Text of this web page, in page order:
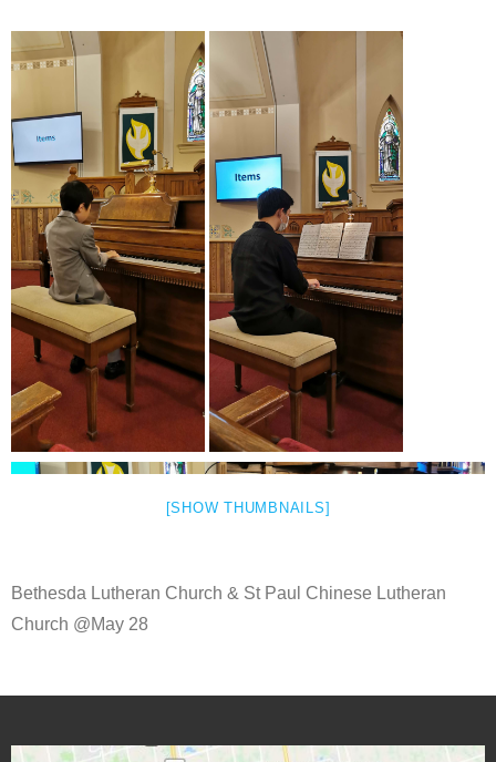
相册
关于我们
[SHOW THUMBNAILS]
Bethesda Lutheran Church & St Paul Chinese Lutheran
Church @May 28